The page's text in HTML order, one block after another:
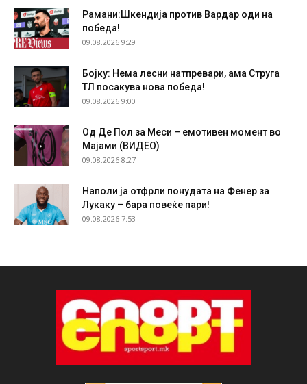
Рамани:Шкендија против Вардар оди на
победа!
09.08.2026 9:29
Бојку: Нема лесни натпревари, ама Струга
ТЛ посакува нова победа!
09.08.2026 9:00
Од Де Пол за Меси – емотивен момент во
Мајами (ВИДЕО)
09.08.2026 8:27
Наполи ја отфрли понудата на Фенер за
Лукаку – бара повеќе пари!
09.08.2026 7:53